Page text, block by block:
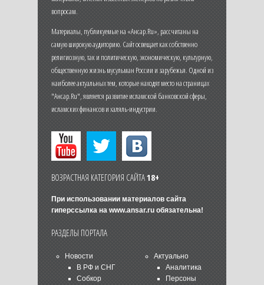
вопросам.
Материалы, публикуемые на «Ансар.Ru», рассчитаны на
самую широкую аудиторию. Сайт освещает как собственно
религиозную, так и политическую, экономическую, культурную,
общественную жизнь мусульман России и зарубежья. Одной из
наиболее актуальных тем, которые находят место на страницах
"Ансар.Ru", является развитие исламской банковской сферы,
исламских финансов и халяль-индустрии.
ВОЗРАСТНАЯ КАТЕГОРИЯ САЙТА18+
При использовании материалов сайта
гиперссылка на www.ansar.ruобязательна!
РАЗДЕЛЫ ПОРТАЛА
Новости
В РФ и СНГ
Собкор
Актуально
Аналитика
Персоны